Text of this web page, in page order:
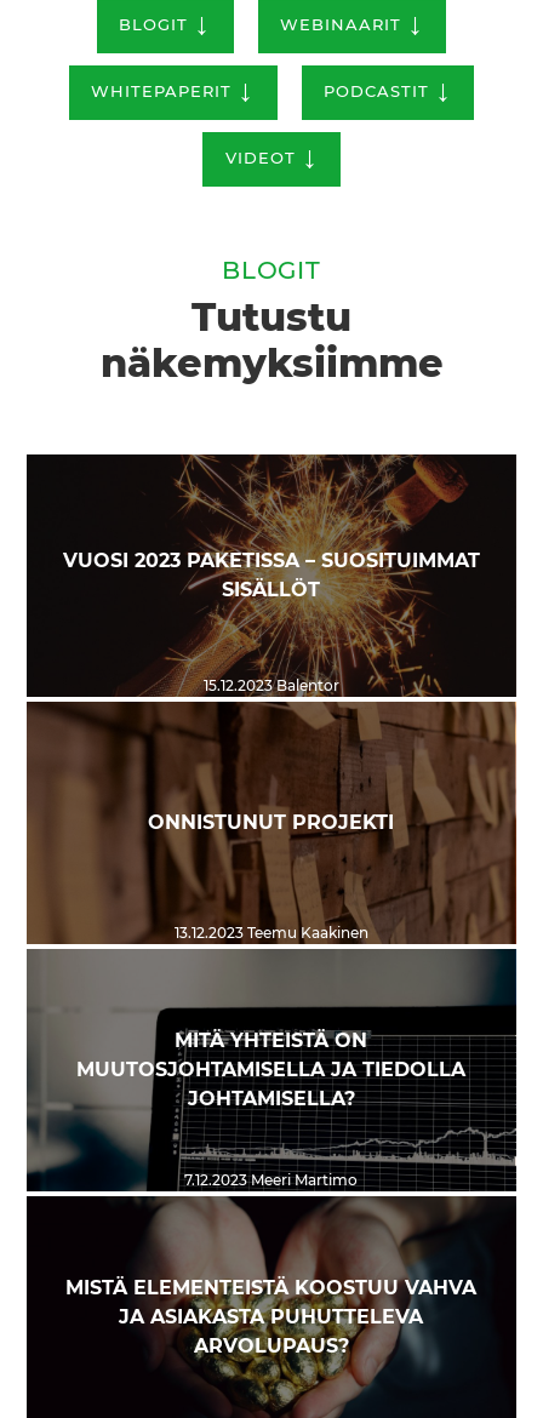
BLOGIT ↓ WEBINAARIT ↓
WHITEPAPERIT ↓ PODCASTIT ↓
VIDEOT ↓
BLOGIT
Tutustu
näkemyksiimme
VUOSI 2023 PAKETISSA – SUOSITUIMMAT
SISÄLLÖT
15.12.2023Balentor
ONNISTUNUT PROJEKTI
13.12.2023Teemu Kaakinen
MITÄ YHTEISTÄ ON
MUUTOSJOHTAMISELLA JA TIEDOLLA
JOHTAMISELLA?
7.12.2023Meeri Martimo
MISTÄ ELEMENTEISTÄ KOOSTUU VAHVA
JA ASIAKASTA PUHUTTELEVA
ARVOLUPAUS?